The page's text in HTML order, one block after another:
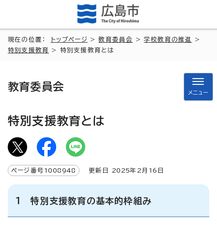
現在の位置： トップページ >教育委員会 >学校教育の推進
>
特別支援教育
> 特別支援教育とは
教育委員会
メニュー
特別支援教育とは
ページ番号 1008948 更新日 2025年2月 16 日
1 特別支援教育の基本的枠組み